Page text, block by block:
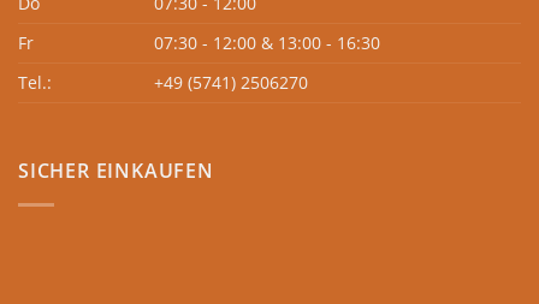
Fr
07:30 - 12:00 & 13:00 - 16:30
Tel.:
+49 (5741) 2506270
SICHER EINKAUFEN